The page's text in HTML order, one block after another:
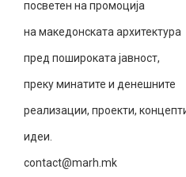
посветен на промоција
на македонската архитектура
пред пошироката јавност,
преку минатите и денешните
реализации, проекти,
идеи.
contact@marh.mk